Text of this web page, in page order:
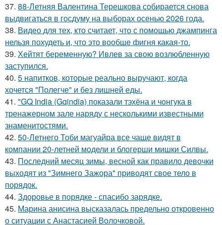
37. 88-Летняя Валентина Терешкова собирается снова
выдвигаться в госдуму на выборах осенью 2026 года.
38. Видео для тех, кто считает, что с помощью джампинга
нельзя похудеть и, что это вообще фигня какая-то.
39. Хейтят беременную? Ивлев за свою возлюбленную
заступился.
40. 5 напитков, которые реально выручают, когда
хочется "Полегче" и без лишней еды.
41. "GQ India (Gqindia) показали тэхёна и чонгука в
тренажерном зале наряду с несколькими известными
знаменитостями.
42. 50-Летнего Тоби магуайра все чаще видят в
компании 20-летней модели и блогерши мишки Силвы.
43. Последний месяц зимы, весной как правило девочки
выходят из "Зимнего Зажора" приводят свое тело в
порядок.
44. Здоровье в порядке - спасибо зарядке.
45. Марина анисина высказалась предельно откровенно
о ситуации с Анастасией Волочковой.